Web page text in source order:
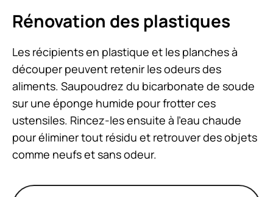
Rénovation des plastiques
Les récipients en plastique et les planches à
découper peuvent retenir les odeurs des
aliments. Saupoudrez du bicarbonate de soude
sur une éponge humide pour frotter ces
ustensiles. Rincez-les ensuite à l’eau chaude
pour éliminer tout résidu et retrouver des objets
comme neufs et sans odeur.